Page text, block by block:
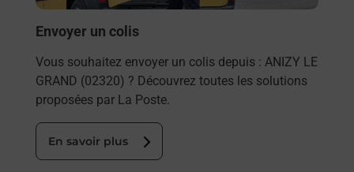
Envoyer un colis
Vous souhaitez envoyer un colis depuis : ANIZY LE
GRAND (02320) ? Découvrez toutes les solutions
proposées par La Poste.
En savoir plus